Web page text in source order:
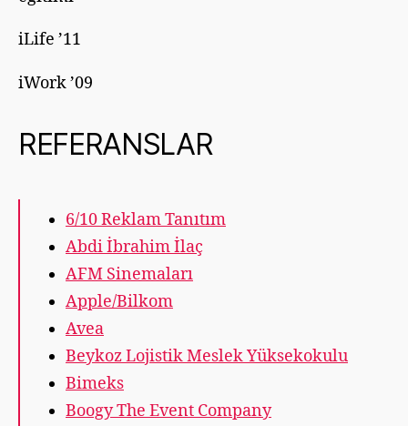
iLife ’11
iWork ’09
REFERANSLAR
6/10 Reklam Tanıtım
Abdi İbrahim İlaç
AFM Sinemaları
Apple/Bilkom
Avea
Beykoz Lojistik Meslek Yüksekokulu
Bimeks
Boogy The Event Company